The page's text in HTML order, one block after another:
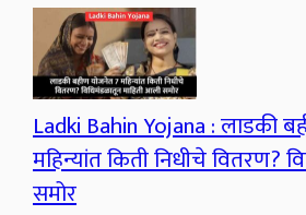
Ladki Bahin Yojana : लाडकी
महिन्यांत किती निधीचे वितरण?
समोर